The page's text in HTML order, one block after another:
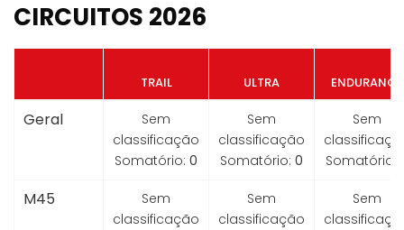
CIRCUITOS 2026
TRAIL ULTRA ENDURANCE
Geral
Sem
classificação
Somatório: 0
Sem
classificação
Somatório: 0
Sem
Somatório:
M45
Sem
classificação
Sem
classificação
Sem